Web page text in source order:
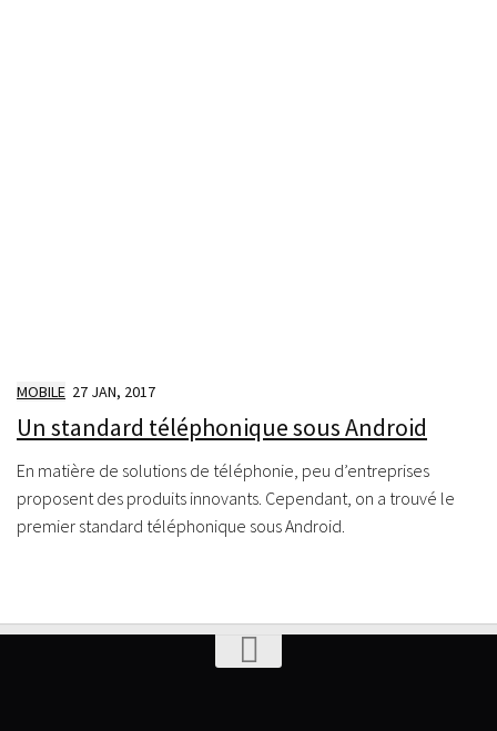
MOBILE 27 JAN, 2017
Un standard téléphonique sous Android
En matière de solutions de téléphonie, peu d’entreprises
proposent des produits innovants. Cependant, on a trouvé le
premier standard téléphonique sous Android.